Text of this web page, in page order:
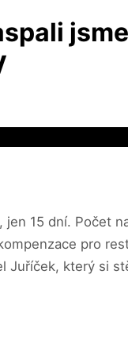
15 dní. Počet
pro
Juříček, který si